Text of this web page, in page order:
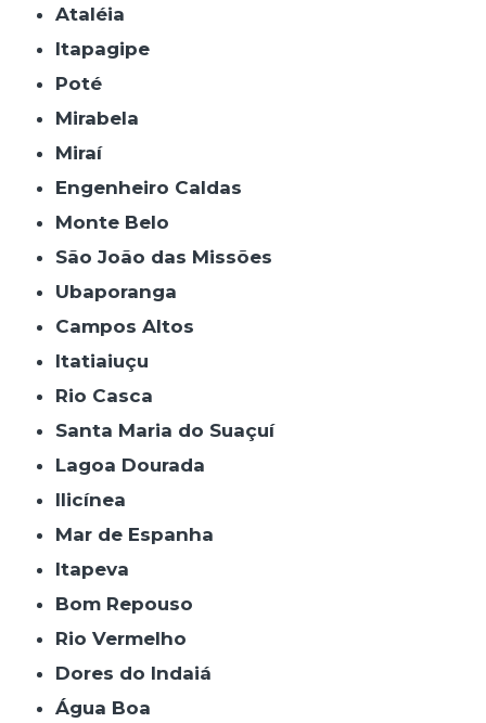
Ataléia
Itapagipe
Poté
Mirabela
Miraí
Engenheiro Caldas
Monte Belo
São João das Missões
Ubaporanga
Campos Altos
Itatiaiuçu
Rio Casca
Santa Maria do Suaçuí
Lagoa Dourada
Ilicínea
Mar de Espanha
Itapeva
Bom Repouso
Rio Vermelho
Dores do Indaiá
Água Boa